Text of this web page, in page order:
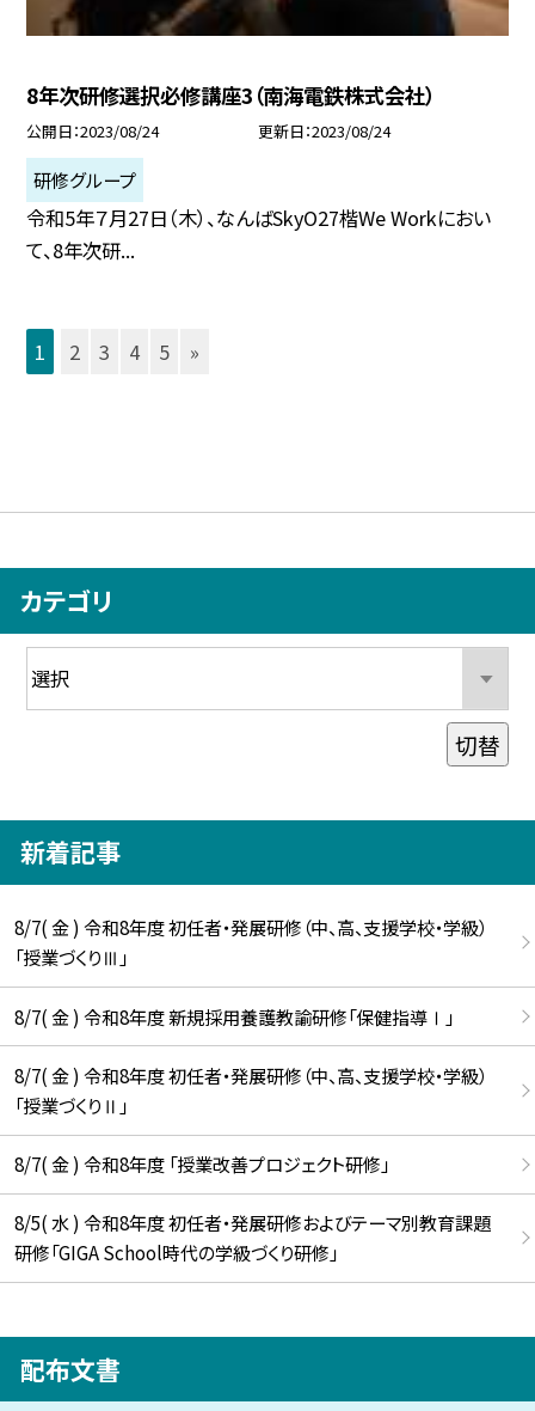
8年次研修選択必修講座3（南海電鉄株式会社）
公開日 2023/08/24 更新日 2023/08/24
研修グループ
令和5年７月27日（木）、なんばSkyO27楷We Workにおい
て、8年次研...
1 2 3 4 5 »
カテゴリ
切替
新着記事
8/7( 金 ) 令和8年度 初任者・発展研修（中、高、支援学校・学級）
「授業づくりⅢ」
8/7( 金 ) 令和8年度 新規採用養護教諭研修「保健指導Ⅰ」
8/7( 金 ) 令和8年度 初任者・発展研修（中、高、支援学校・学級）
「授業づくりⅡ」
8/7( 金 ) 令和8年度 「授業改善プロジェクト研修」
8/5( 水 ) 令和8年度 初任者・発展研修およびテーマ別教育課題
研修「GIGA School時代の学級づくり研修」
配布文書